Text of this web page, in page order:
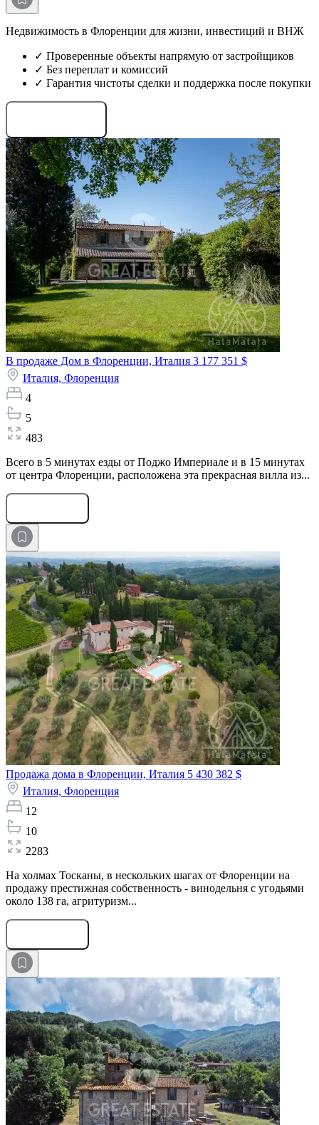
Недвижимость в Флоренции для жизни, инвестиций и ВНЖ
✓ Проверенные объекты напрямую от застройщиков
✓ Без переплат и комиссий
✓ Гарантия чистоты сделки и поддержка после покупки
В продаже Дом в Флоренции, Италия 3 177 351 $
Италия, Флоренция
4
5
483
Всего в 5 минутах езды от Поджо Империале и в 15 минутах
от центра Флоренции, расположена эта прекрасная вилла из...
Продажа дома в Флоренции, Италия 5 430 382 $
Италия, Флоренция
12
10
2283
На холмах Тосканы, в нескольких шагах от Флоренции на
продажу престижная собственность - винодельня с угодьями
около 138 га, агритуризм...